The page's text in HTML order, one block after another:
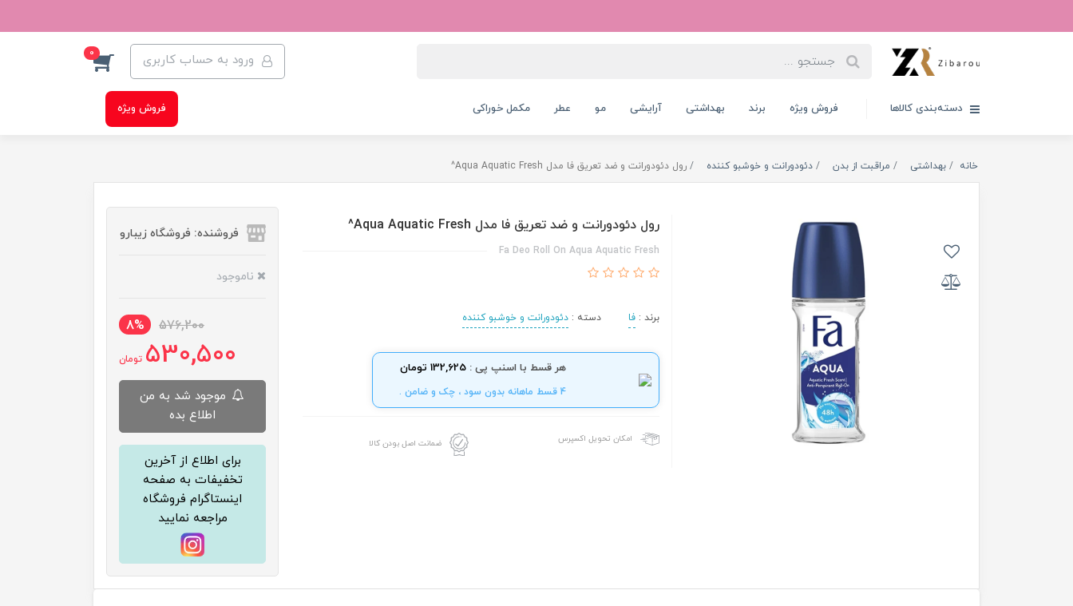
ورود به حساب کاربری 0
دسته‌بندی کالاها فروش ویژه برند بهداشتی آرایشی مو عطر مکمل خوراکی فروش ویژه
خانه بهداشتی مراقبت از بدن دئودورانت و خوشبو کننده رول دئودورانت و ضد تعریق فا مدل Aqua Aquatic Fresh^
رول دئودورانت و ضد تعریق فا مدل Aqua Aquatic Fresh^
Fa Deo Roll On Aqua Aquatic Fresh
برند :فا دسته :دئودورانت و خوشبو کننده
هر قسط با اسنپ پی : 132,625 تومان
4 قسط ماهانه بدون سود ، چک و ضامن .
امکان تحویل اکسپرس ضمانت اصل بودن کالا
فروشنده: فروشگاه زیبارو
ناموجود
576,200
8%
530,500 تومان
موجود شد به من
اطلاع بده
برای اطلاع از آخرین
تخفیفات به صفحه
اینستاگرام فروشگاه
مراجعه نمایید